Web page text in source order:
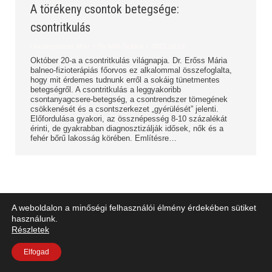
A törékeny csontok betegsége:
csontritkulás
Október 20-a a csontritkulás világnapja. Dr. Erőss Mária
balneo-fizioterápiás főorvos ez alkalommal összefoglalta,
hogy mit érdemes tudnunk erről a sokáig tünetmentes
betegségről. A csontritkulás a leggyakoribb
csontanyagcsere-betegség, a csontrendszer tömegének
csökkenését és a csontszerkezet „gyérülését” jelenti.
Előfordulása gyakori, az össznépesség 8-10 százalékát
érinti, de gyakrabban diagnosztizálják idősek, nők és a
fehér bőrű lakosság körében. Említésre…
© 2026 - Csíkszeredai Megyei Sürgősségi Kórház | Minden jog fenntartva
A weboldalon a minőségi felhasználói élmény érdekében sütiket
használunk.
Részletek
Elfogad